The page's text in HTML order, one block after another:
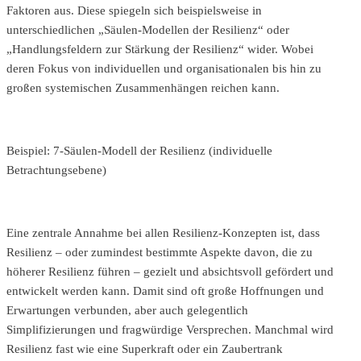
Faktoren aus. Diese spiegeln sich beispielsweise in
unterschiedlichen „Säulen-Modellen der Resilienz“ oder
„Handlungsfeldern zur Stärkung der Resilienz“ wider. Wobei
deren Fokus von individuellen und organisationalen bis hin zu
großen systemischen Zusammenhängen reichen kann.
Beispiel: 7-Säulen-Modell der Resilienz (individuelle
Betrachtungsebene)
Eine zentrale Annahme bei allen Resilienz-Konzepten ist, dass
Resilienz – oder zumindest bestimmte Aspekte davon, die zu
höherer Resilienz führen – gezielt und absichtsvoll gefördert und
entwickelt werden kann. Damit sind oft große Hoffnungen und
Erwartungen verbunden, aber auch gelegentlich
Simplifizierungen und fragwürdige Versprechen. Manchmal wird
Resilienz fast wie eine Superkraft oder ein Zaubertrank